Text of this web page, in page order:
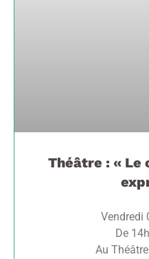
Théâtre : « Le
Vendredi
De
Au